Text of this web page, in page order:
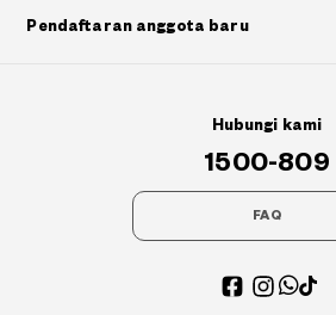
Pendaftaran anggota baru
Hubungi kami
1500-809
FAQ